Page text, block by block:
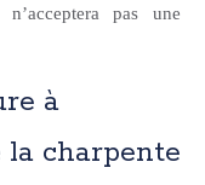
pas une
à
la charpente